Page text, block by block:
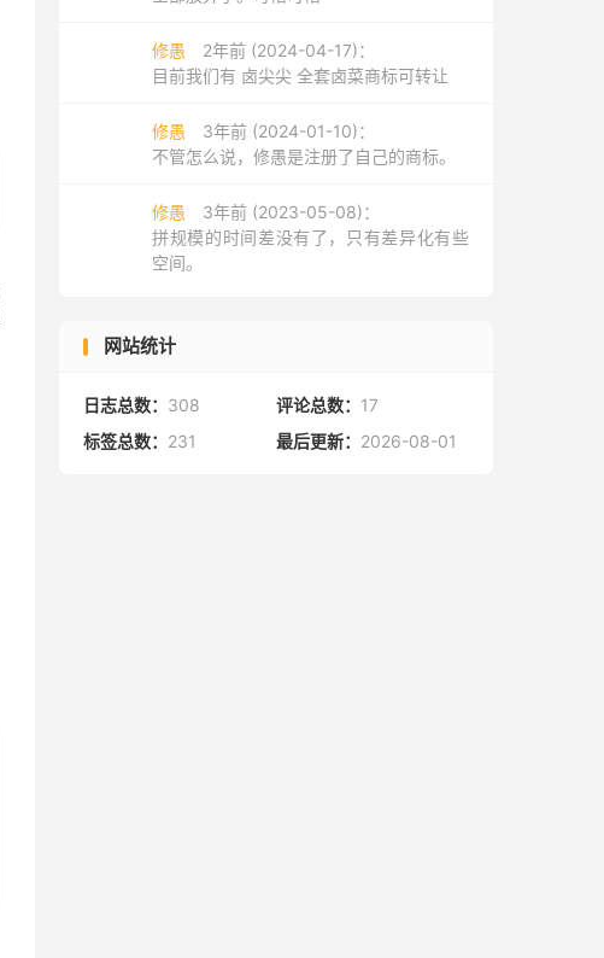
修愚
2年前 (2024-04-17)：
目前我们有 卤尖尖 全套卤菜商标可转让
修愚
3年前 (2024-01-10)：
不管怎么说，修愚是注册了自己的商标。
修愚
3年前 (2023-05-08)：
拼规模的时间差没有了，只有差异化有些
空间。
网站统计
日志总数： 308 评论总数： 17
标签总数： 231 最后更新： 2026-08-01